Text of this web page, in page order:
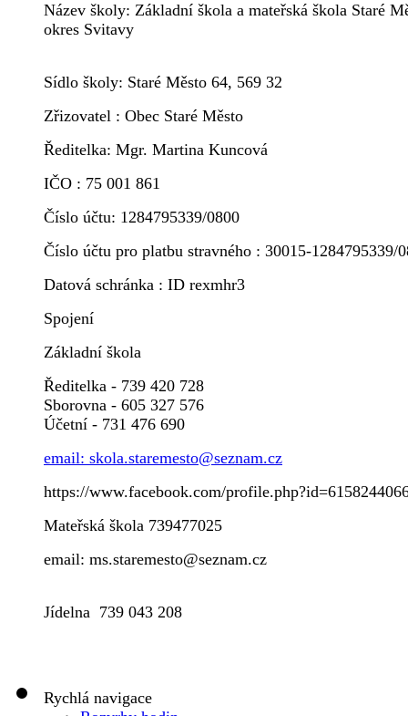
Název školy: Základní škola a mateřská škola Staré
okres Svitavy
Sídlo školy: Staré Město 64, 569 32
Zřizovatel : Obec Staré Město
Ředitelka: Mgr. Martina Kuncová
IČO : 75 001 861
Číslo účtu: 1284795339/0800
Číslo účtu pro platbu stravného : 30015-1284795339/
Datová schránka : ID rexmhr3
Spojení
Základní škola
Ředitelka - 739 420 728
Sborovna - 605 327 576
Účetní - 731 476 690
email: skola.staremesto@seznam.cz
https://www.facebook.com/
Mateřská škola 739477025
email: ms.staremesto@seznam.cz
Jídelna 739 043 208
Rychlá navigace